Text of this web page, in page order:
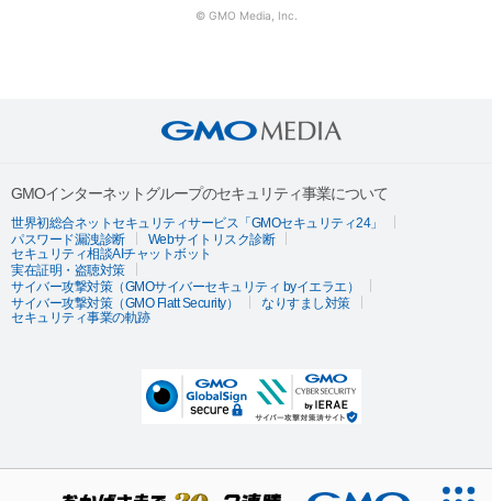
© GMO Media, Inc.
GMOインターネットグループのセキュリティ事業について
世界初総合ネットセキュリティサービス「GMOセキュリティ24」
パスワード漏洩診断
Webサイトリスク診断
セキュリティ相談AIチャットボット
実在証明・盗聴対策
サイバー攻撃対策（GMOサイバーセキュリティ byイエラエ）
サイバー攻撃対策（GMO Flatt Security）
なりすまし対策
セキュリティ事業の軌跡